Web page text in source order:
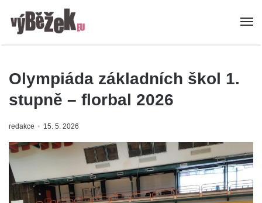
Olympiáda základních škol 1.
stupně – florbal 2026
redakce 15. 5. 2026